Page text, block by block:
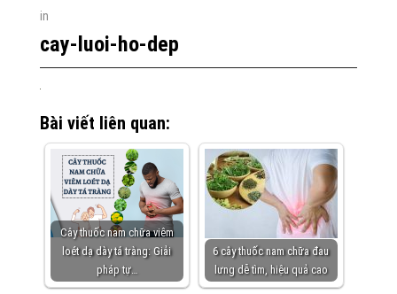
in
cay-luoi-ho-dep
Bài viết liên quan:
Cây thuốc nam chữa viêm
loét dạ dày tá tràng: Giải
pháp tự…
6 cây thuốc nam chữa đau
lưng dễ tìm, hiệu quả cao